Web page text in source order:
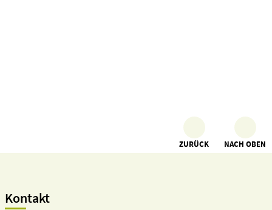
ZURÜCK NACH OBEN
Kontakt